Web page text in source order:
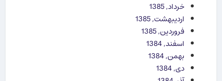
خرداد, 1385
اردیبهشت, 1385
فروردین, 1385
اسفند, 1384
بهمن, 1384
دی, 1384